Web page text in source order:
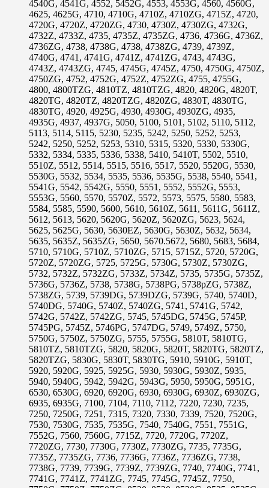
4540G, 4541G, 4552, 5452G, 4553, 4553G, 4560, 4560G,
4625, 4625G, 4710, 4710G, 4710Z, 4710ZG, 4715Z, 4720,
4720G, 4720Z, 4720ZG, 4730, 4730Z, 4730ZG, 4732G,
4732Z, 4733Z, 4735, 4735Z, 4735ZG, 4736, 4736G, 4736Z,
4736ZG, 4738, 4738G, 4738, 4738ZG, 4739, 4739Z,
4740G, 4741, 4741G, 4741Z, 4741ZG, 4743, 4743G,
4743Z, 4743ZG, 4745, 4745G, 4745Z, 4750, 4750G, 4750Z,
4750ZG, 4752, 4752G, 4752Z, 4752ZG, 4755, 4755G,
4800, 4800TZG, 4810TZ, 4810TZG, 4820, 4820G, 4820T,
4820TG, 4820TZ, 4820TZG, 4820ZG, 4830T, 4830TG,
4830TG, 4920, 4925G, 4930, 4930G, 4930ZG, 4935,
4935G, 4937, 4937G, 5050, 5100, 5101, 5102, 5110, 5112,
5113, 5114, 5115, 5230, 5235, 5242, 5250, 5252, 5253,
5242, 5250, 5252, 5253, 5310, 5315, 5320, 5330, 5330G,
5332, 5334, 5335, 5336, 5338, 5410, 5410T, 5502, 5510,
5510Z, 5512, 5514, 5515, 5516, 5517, 5520, 5520G, 5530,
5530G, 5532, 5534, 5535, 5536, 5535G, 5538, 5540, 5541,
5541G, 5542, 5542G, 5550, 5551, 5552, 5552G, 5553,
5553G, 5560, 5570, 5570Z, 5572, 5573, 5575, 5580, 5583,
5584, 5585, 5590, 5600, 5610, 5610Z, 5611, 5611G, 5611Z,
5612, 5613, 5620, 5620G, 5620Z, 5620ZG, 5623, 5624,
5625, 5625G, 5630, 5630EZ, 5630G, 5630Z, 5632, 5634,
5635, 5635Z, 5635ZG, 5650, 5670.5672, 5680, 5683, 5684,
5710, 5710G, 5710Z, 5710ZG, 5715, 5715Z, 5720, 5720G,
5720Z, 5720ZG, 5725, 5725G, 5730G, 5730Z, 5730ZG,
5732, 5732Z, 5732ZG, 5733Z, 5734Z, 5735, 5735G, 5735Z,
5736G, 5736Z, 5738, 5738G, 5738PG, 5738pZG, 5738Z,
5738ZG, 5739, 5739DG, 5739DZG, 5739G, 5740, 5740D,
5740DG, 5740G, 5740Z, 5740ZG, 5741, 5741G, 5742,
5742G, 5742Z, 5742ZG, 5745, 5745DG, 5745G, 5745P,
5745PG, 5745Z, 5746PG, 5747DG, 5749, 5749Z, 5750,
5750G, 5750Z, 5750ZG, 5755, 5755G, 5810T, 5810TG,
5810TZ, 5810TZG, 5820, 5820G, 5820T, 5820TG, 5820TZ,
5820TZG, 5830G, 5830T, 5830TG, 5910, 5910G, 5910T,
5920, 5920G, 5925, 5925G, 5930, 5930G, 5930Z, 5935,
5940, 5940G, 5942, 5942G, 5943G, 5950, 5950G, 5951G,
6530, 6530G, 6920, 6920G, 6930, 6930G, 6930Z, 6930ZG,
6935, 6935G, 7100, 7104, 7110, 7112, 7220, 7230, 7235,
7250, 7250G, 7251, 7315, 7320, 7330, 7339, 7520, 7520G,
7530, 7530G, 7535, 7535G, 7540, 7540G, 7551, 7551G,
7552G, 7560, 7560G, 7715Z, 7720, 7720G, 7720Z,
7720ZG, 7730, 7730G, 7730Z, 7730ZG, 7735, 7735G,
7735Z, 7735ZG, 7736, 7736G, 7736Z, 7736ZG, 7738,
7738G, 7739, 7739G, 7739Z, 7739ZG, 7740, 7740G, 7741,
7741G, 7741Z, 7741ZG, 7745, 7745G, 7745Z, 7750,